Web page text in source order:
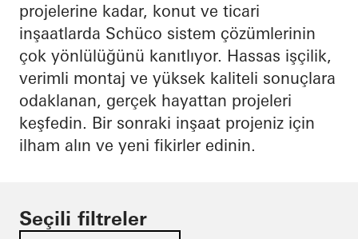
projelerine kadar, konut ve ticari
inşaatlarda Schüco sistem çözümlerinin
çok yönlülüğünü kanıtlıyor. Hassas işçilik,
verimli montaj ve yüksek kaliteli sonuçlara
odaklanan, gerçek hayattan projeleri
keşfedin. Bir sonraki inşaat projeniz için
ilham alın ve yeni fikirler edinin.
Seçili filtreler